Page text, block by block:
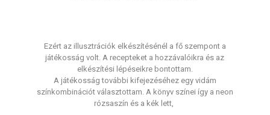
Ezért az illusztrációk elkészítésénél a fő szempont a
játékosság volt. A recepteket a hozzávalóikra és az
elkészítési lépéseikre bontottam.
A játékosság további kifejezéséhez egy vidám
színkombinációt választottam. A könyv színei így a neon
rózsaszín és a kék lett,